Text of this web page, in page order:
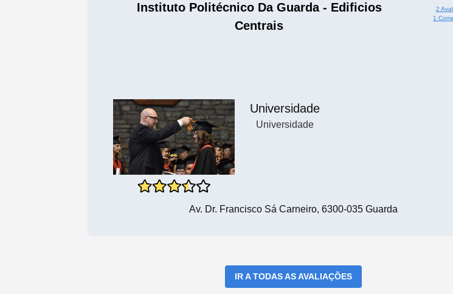
Instituto Politécnico Da Guarda - Edificios
Centrais
2
1
Universidade
Universidade
Av. Dr. Francisco Sá Carneiro, 6300-035 Guarda
IR A TODAS AS AVALIAÇÕES